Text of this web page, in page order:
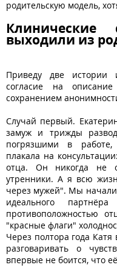
родительскую модель,
выходили из
Приведу две истории
согласие на
сохранением
Случай первый.
замуж и трижды
погрязшими в
плакала на
отца. Он никогда не
утренники. А я всю
через мужей". Мы начали
идеального
противоположностью
"красные флаги"
Через полтора года
разговаривать о
впервые не боится, что